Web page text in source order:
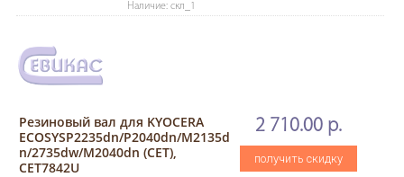
Наличие: скл_1
Резиновый вал для KYOCERA
ECOSYSP2235dn/P2040dn/M2135d
n/2735dw/M2040dn (CET),
CET7842U
2 710.00 р.
получить скидку